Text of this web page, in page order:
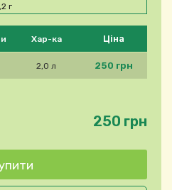
продукт
Хар-ка Ціна
2,0 л 250 грн
250 грн
г